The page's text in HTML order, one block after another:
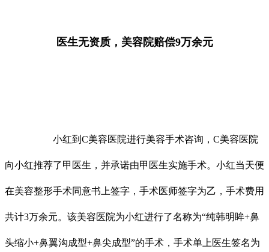
医生无资质，美容院赔偿9万余元
小红到C美容医院进行美容手术咨询，C美容医院
向小红推荐了甲医生，并承诺由甲医生实施手术。小红当天便
在美容整形手术同意书上签字，手术医师签字为乙，手术费用
共计3万余元。该美容医院为小红进行了名称为“纯韩明眸+鼻
头缩小+鼻翼沟成型+鼻尖成型”的手术，手术单上医生签名为